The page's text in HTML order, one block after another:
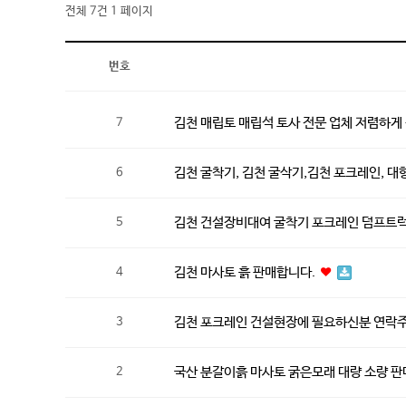
전체 7건 1 페이지
번호
7 김천 매립토 매립석 토사 전문 업체 저렴하
6 김천 굴착기, 김천 굴삭기,김천 포크레인,
5 김천 건설장비대여 굴착기 포크레인 덤프트
4 김천 마사토 흙 판매합니다.
3 김천 포크레인 건설현장에 필요하신분 연락
2 국산 분갈이흙 마사토 굵은모래 대량 소량